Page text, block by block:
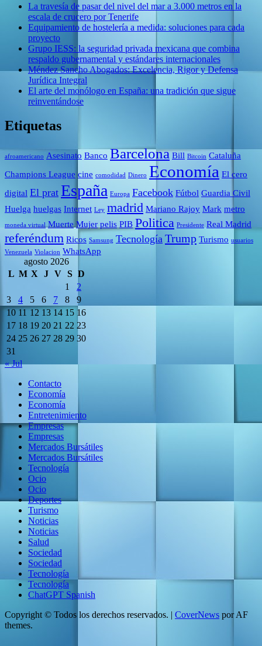
La travesía de pasar del nivel del mar a 3.000 metros en la
escala de crucero por Tenerife
Equipamiento de hostelería a medida: soluciones para cada
proyecto
Grupo IESS: la seguridad privada mexicana que combina
respaldo gubernamental y estándares internacionales
Méndez Sancho Abogados: Excelencia, Rigor y Defensa
Jurídica Integral
El arte del monólogo en España: una tradición que sigue
reinventándose
Etiquetas
afroamericano Asesinato Banco Barcelona Bill Bitcoin Cataluña
Champions League cine comodidad Dinero Economía El cero
digital El prat España Europa Facebook Fútbol Guardia Civil
Huelga huelgas Internet Ley madrid Mariano Rajoy Mark metro
moneda virtual Muerte Mujer pelis PIB Politica Presidente Real Madrid
referéndum Ricos Samsung Tecnología Trump Turismo usuarios
Venezuela Violacion WhatsApp
agosto 2026
L M X J V S D
1
2
3
4 5 6 7 8
9
10 11 12 13 14 15 16
17 18 19 20 21 22 23
24 25 26 27 28 29 30
31
« Jul
Contacto
Economía
Economía
Entretenimiento
Empresas
Empresas
Mercados Bursátiles
Mercados Bursátiles
Tecnología
Ocio
Ocio
Deportes
Turismo
Noticias
Noticias
Salud
Sociedad
Sociedad
Tecnología
Tecnología
ChatGPT Spanish
Copyright © Todos los derechos reservados. | CoverNews por AF
themes.